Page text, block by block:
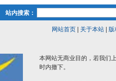
站内搜索：
网站首页| 关于本站| 版
本网站无商业目的，若我们
时内撤下。